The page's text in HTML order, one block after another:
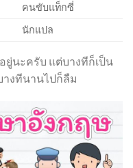
คนขับแท็กซี่
นักแปล
ยู่นะครับ แต่บางทีก็เป็น
างทีนานไปก็ลืม